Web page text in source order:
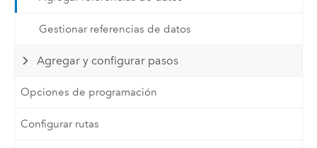
Gestionar referencias de datos
Agregar y configurar pasos
Opciones de programación
Configurar rutas